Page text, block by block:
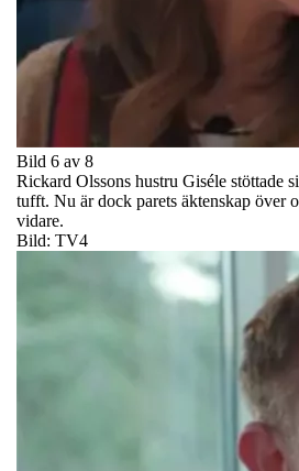
Bild 6 av 8
Rickard Olssons hustru Giséle stöttade
tufft. Nu är dock parets äktenskap över
vidare.
Bild: TV4